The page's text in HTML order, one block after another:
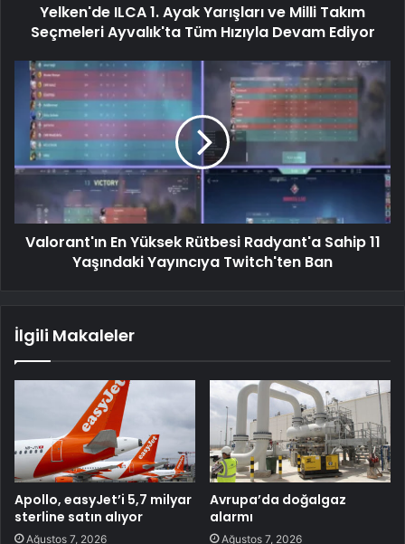
Yelken'de ILCA 1. Ayak Yarışları ve Milli Takım
Seçmeleri Ayvalık'ta Tüm Hızıyla Devam Ediyor
Valorant'ın En Yüksek Rütbesi Radyant'a Sahip 11
Yaşındaki Yayıncıya Twitch'ten Ban
İlgili Makaleler
Apollo, easyJet’i 5,7 milyar
sterline satın alıyor
Ağustos 7, 2026
Avrupa’da doğalgaz
alarmı
Ağustos 7, 2026